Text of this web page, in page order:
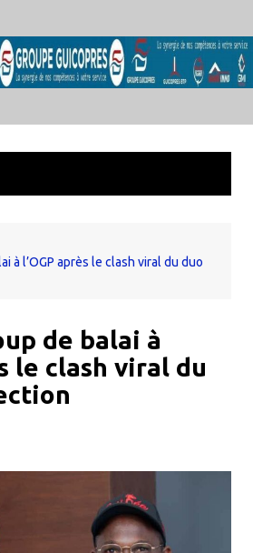
à l’OGP après le clash viral du duo
de balai à
le clash viral du